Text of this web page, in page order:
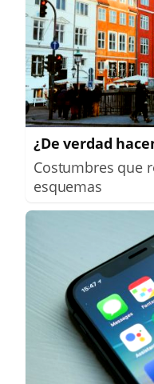
¿De verdad
Costumbres que
esquemas